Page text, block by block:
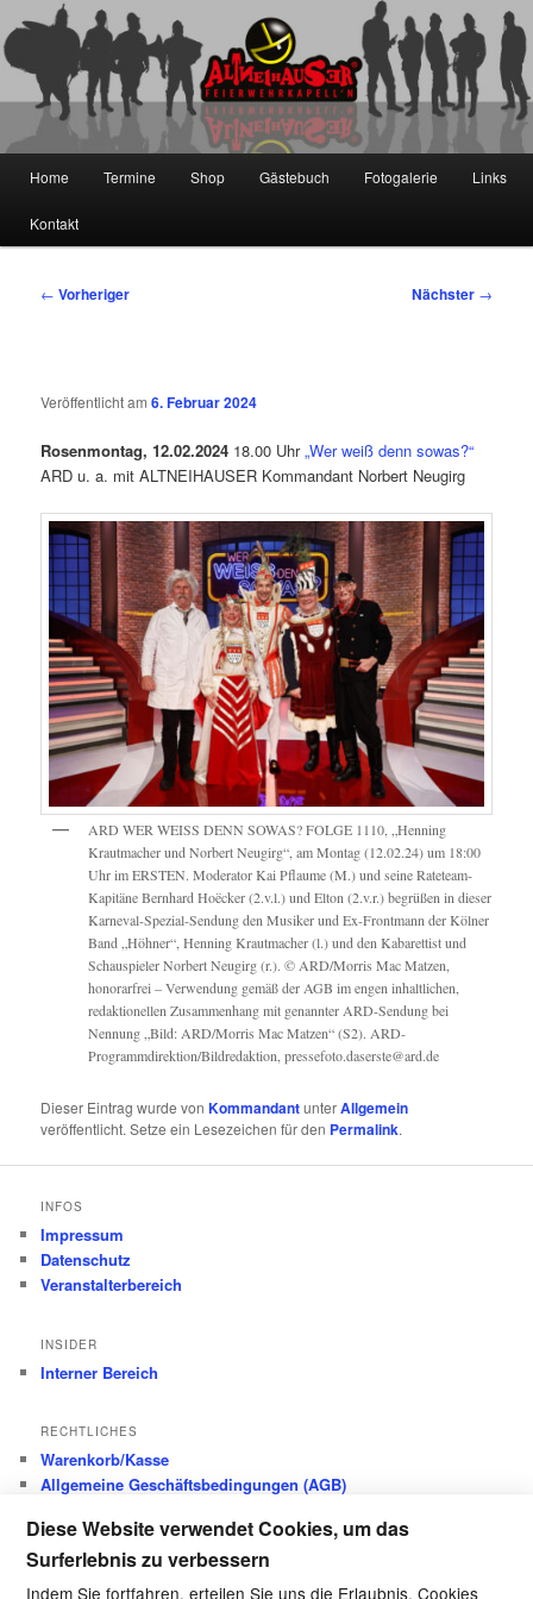
primären
Inhalt
springenDie Altneihauser Feierwehrkapell'n
Home Termine Shop Gästebuch Fotogalerie Links
Kontakt
Beitragsnavigation
← Vorheriger Nächster →
Veröffentlicht am6. Februar 2024
Rosenmontag, 12.02.2024 18.00 Uhr„Wer weiß denn sowas?“
ARD u. a. mit ALTNEIHAUSER Kommandant Norbert Neugirg
ARD WER WEISS DENN SOWAS? FOLGE 1110, „Henning
Krautmacher und Norbert Neugirg“, am Montag (12.02.24) um 18:00
Uhr im ERSTEN. Moderator Kai Pflaume (M.) und seine Rateteam-
Kapitäne Bernhard Hoëcker (2.v.l.) und Elton (2.v.r.) begrüßen in dieser
Karneval-Spezial-Sendung den Musiker und Ex-Frontmann der Kölner
Band „Höhner“, Henning Krautmacher (l.) und den Kabarettist und
Schauspieler Norbert Neugirg (r.). © ARD/Morris Mac Matzen,
honorarfrei – Verwendung gemäß der AGB im engen inhaltlichen,
redaktionellen Zusammenhang mit genannter ARD-Sendung bei
Nennung „Bild: ARD/Morris Mac Matzen“ (S2). ARD-
Programmdirektion/Bildredaktion, pressefoto.daserste@ard.de
Dieser Eintrag wurde vonKommandantunterAllgemein
veröffentlicht. Setze ein Lesezeichen für den Permalink.
INFOS
Impressum
Datenschutz
Veranstalterbereich
INSIDER
Interner Bereich
RECHTLICHES
Warenkorb/Kasse
Allgemeine Geschäftsbedingungen (AGB)
Widerrufsbelehrung
Versandkosten
Zahlungsarten
Diese Website verwendet Cookies, um das
Surferlebnis zu verbessern
Indem Sie fortfahren, erteilen Sie uns die Erlaubnis, Cookies